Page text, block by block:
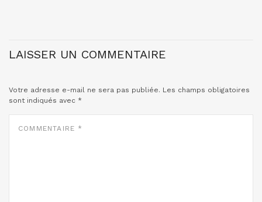
LAISSER UN COMMENTAIRE
Votre adresse e-mail ne sera pas publiée. Les champs obligatoires
sont indiqués avec *